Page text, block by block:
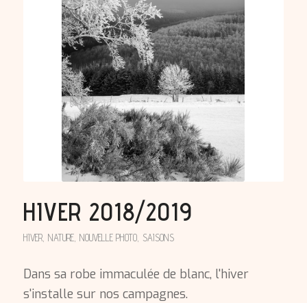
HIVER 2018/2019
HIVER, NATURE, NOUVELLE PHOTO, SAISONS
Dans sa robe immaculée de blanc, l'hiver
s'installe sur nos campagnes.